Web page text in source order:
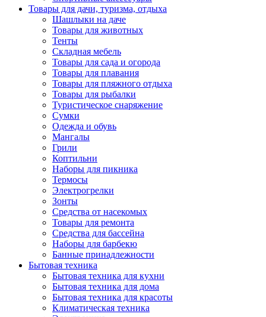
Товары для дачи, туризма, отдыха
Шашлыки на даче
Товары для животных
Тенты
Складная мебель
Товары для сада и огорода
Товары для плавания
Товары для пляжного отдыха
Товары для рыбалки
Туристическое снаряжение
Сумки
Одежда и обувь
Мангалы
Грили
Коптильни
Наборы для пикника
Термосы
Электрогрелки
Зонты
Средства от насекомых
Товары для ремонта
Средства для бассейна
Наборы для барбекю
Банные принадлежности
Бытовая техника
Бытовая техника для кухни
Бытовая техника для дома
Бытовая техника для красоты
Климатическая техника